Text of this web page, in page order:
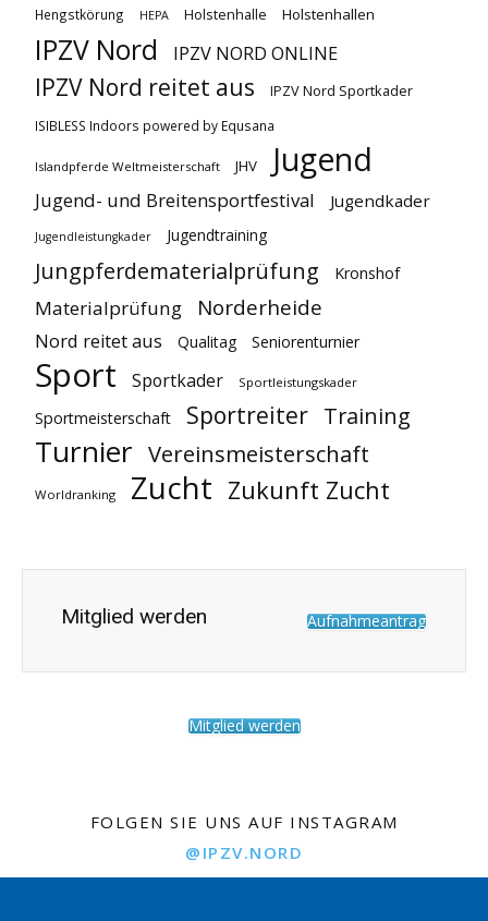
Hengstkörung HEPA Holstenhalle Holstenhallen
IPZV Nord IPZV NORD ONLINE
IPZV Nord reitet aus IPZV Nord Sportkader
ISIBLESS Indoors powered by Equsana
Islandpferde Weltmeisterschaft JHV Jugend
Jugend- und Breitensportfestival Jugendkader
Jugendleistungkader Jugendtraining
Jungpferdematerialprüfung Kronshof
Materialprüfung Norderheide
Nord reitet aus Qualitag Seniorenturnier
Sport Sportkader Sportleistungskader
Sportmeisterschaft Sportreiter Training
Turnier Vereinsmeisterschaft
Worldranking Zucht Zukunft Zucht
Mitglied werden Aufnahmeantrag
Mitglied werden
FOLGEN SIE UNS AUF INSTAGRAM
@IPZV.NORD